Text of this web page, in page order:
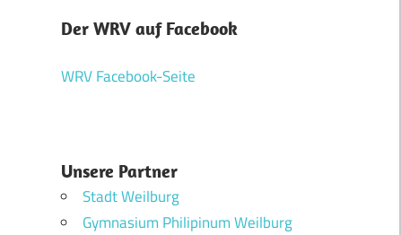
Der WRV auf Facebook
WRV Facebook-Seite
Unsere Partner
Stadt Weilburg
Gymnasium Philipinum Weilburg